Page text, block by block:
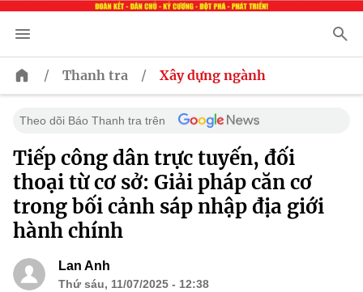
/ Thanh tra / Xây dựng ngành
Theo dõi Báo Thanh tra trên
Tiếp công dân trực tuyến, đối
thoại từ cơ sở: Giải pháp căn cơ
trong bối cảnh sáp nhập địa giới
hành chính
Lan Anh
Thứ sáu, 11/07/2025 - 12:38